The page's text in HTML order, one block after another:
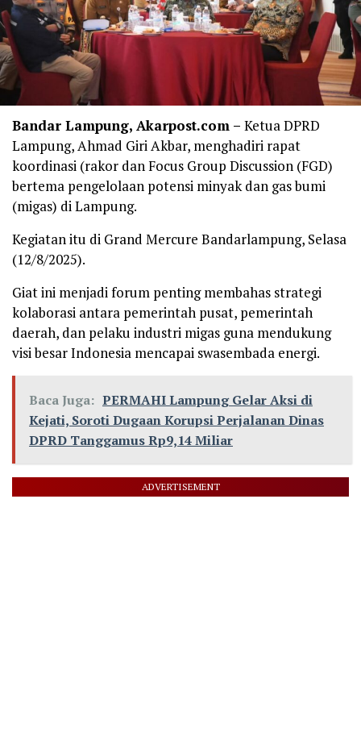
Bandar Lampung, Akarpost.com – Ketua DPRD
Lampung, Ahmad Giri Akbar, menghadiri rapat
koordinasi (rakor dan Focus Group Discussion (FGD)
bertema pengelolaan potensi minyak dan gas bumi
(migas) di Lampung.
Kegiatan itu di Grand Mercure Bandarlampung, Selasa
(12/8/2025).
Giat ini menjadi forum penting membahas strategi
kolaborasi antara pemerintah pusat, pemerintah
daerah, dan pelaku industri migas guna mendukung
visi besar Indonesia mencapai swasembada energi.
Baca Juga: PERMAHI Lampung Gelar Aksi di
Kejati, Soroti Dugaan Korupsi Perjalanan Dinas
DPRD Tanggamus Rp9,14 Miliar
ADVERTISEMENT